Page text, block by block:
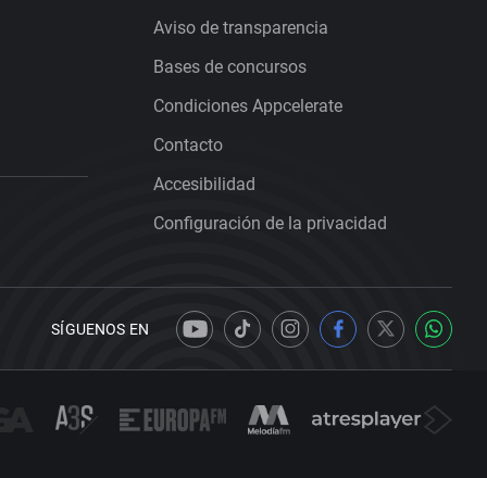
Aviso de transparencia
Bases de concursos
Condiciones Appcelerate
Contacto
Accesibilidad
Configuración de la privacidad
SÍGUENOS EN